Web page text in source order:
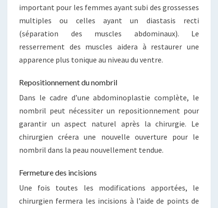
important pour les femmes ayant subi des grossesses
multiples ou celles ayant un diastasis recti
(séparation des muscles abdominaux). Le
resserrement des muscles aidera à restaurer une
apparence plus tonique au niveau du ventre.
Repositionnement du nombril
Dans le cadre d’une abdominoplastie complète, le
nombril peut nécessiter un repositionnement pour
garantir un aspect naturel après la chirurgie. Le
chirurgien créera une nouvelle ouverture pour le
nombril dans la peau nouvellement tendue.
Fermeture des incisions
Une fois toutes les modifications apportées, le
chirurgien fermera les incisions à l’aide de points de